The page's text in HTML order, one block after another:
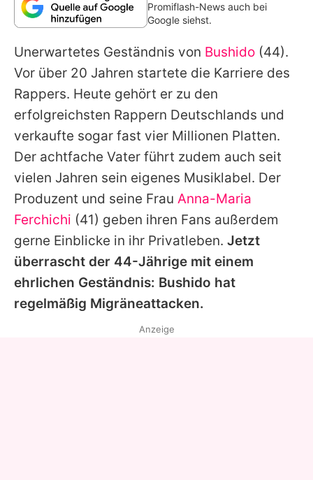
Team
Redaktionelle Richtlinien
Impressum
Datenschutzerklärung
Nutzungsbedingungen
Utiq verwalten
Promiflash-News auch bei
Google siehst.
Unerwartetes Geständnis von Bushido (44).
Vor über 20 Jahren startete die Karriere des
Rappers. Heute gehört er zu den
erfolgreichsten Rappern Deutschlands und
verkaufte sogar fast vier Millionen Platten.
Der achtfache Vater führt zudem auch seit
vielen Jahren sein eigenes Musiklabel. Der
Produzent und seine Frau Anna-Maria
Ferchichi (41) geben ihren Fans außerdem
gerne Einblicke in ihr Privatleben. Jetzt
überrascht der 44-Jährige mit einem
ehrlichen Geständnis: Bushido hat
regelmäßig Migräneattacken.
Anzeige